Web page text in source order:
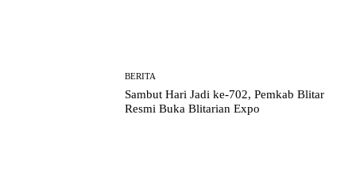
BERITA
Sambut Hari Jadi ke-702, Pemkab Blitar
Resmi Buka Blitarian Expo